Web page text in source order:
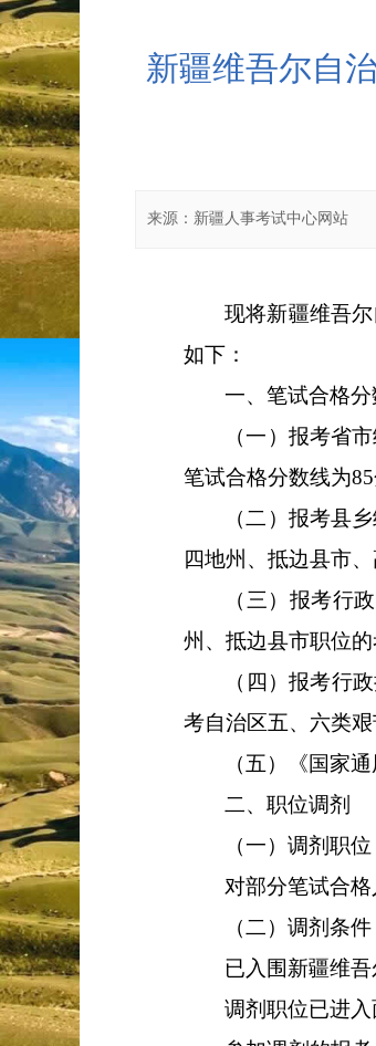
新疆维吾尔自
来源： 新疆人事考试中心网站
现将新疆维吾
如下：
一、笔试合格
（一）报考省
笔试合格分数线为85
（二）报考县
四地州、抵边县市
（三）报考行
州、抵边县市职位
（四）报考行
考自治区五、六类
（五）《国家
二、职位调剂
（一）调剂职位
对部分笔试合
（二）调剂条件
已入围新疆维
调剂职位已进